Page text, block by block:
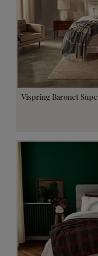
Vispring Baronet